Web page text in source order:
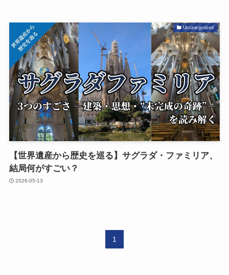
Uncategorized
【世界遺産から歴史を巡る】サグラダ・ファミリア、
結局何がすごい？
2026-05-13
1